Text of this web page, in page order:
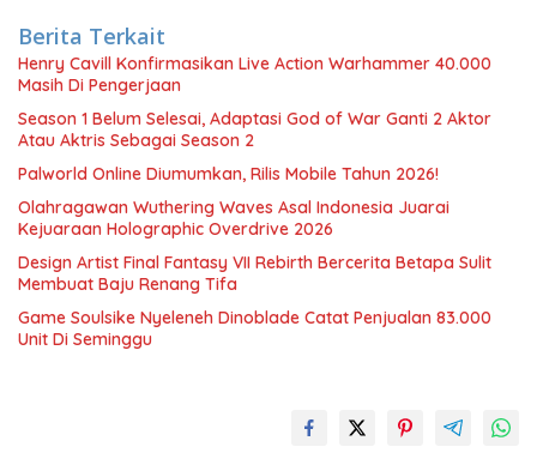
Berita Terkait
Henry Cavill Konfirmasikan Live Action Warhammer 40.000
Masih Di Pengerjaan
Season 1 Belum Selesai, Adaptasi God of War Ganti 2 Aktor
Atau Aktris Sebagai Season 2
Palworld Online Diumumkan, Rilis Mobile Tahun 2026!
Olahragawan Wuthering Waves Asal Indonesia Juarai
Kejuaraan Holographic Overdrive 2026
Design Artist Final Fantasy VII Rebirth Bercerita Betapa Sulit
Membuat Baju Renang Tifa
Game Soulsike Nyeleneh Dinoblade Catat Penjualan 83.000
Unit Di Seminggu